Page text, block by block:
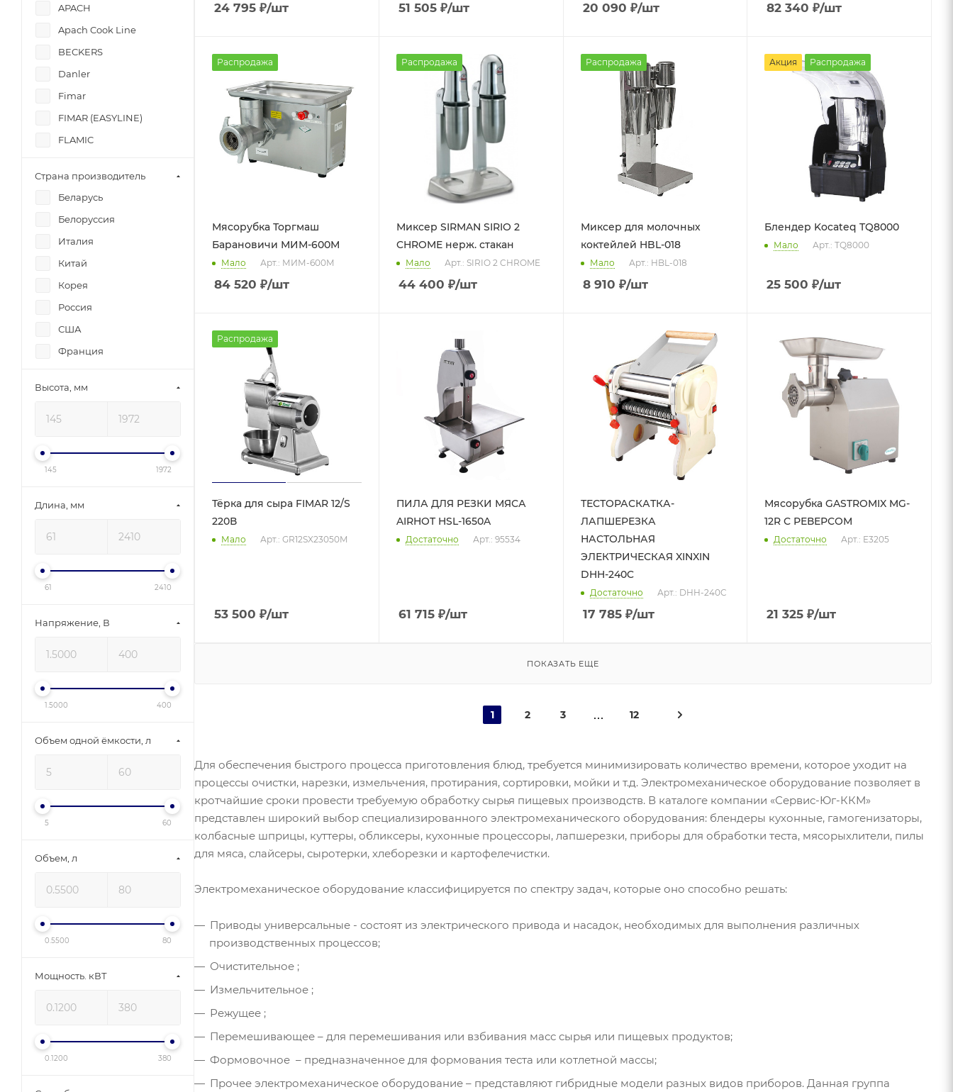
24 795 ₽/шт 51 505₽/шт 20 090 ₽/шт 82 340 ₽/шт
Распродажа
Мясорубка Торгмаш
Барановичи МИМ-600М
Мало Арт.: МИМ-600М
84 520 ₽/шт
Распродажа
Миксер SIRMAN SIRIO 2
CHROME нерж. стакан
Мало Арт.: SIRIO 2 CHROME
44 400 ₽/шт
Распродажа
Миксер для молочных
коктейлей HBL-018
Мало Арт.: HBL-018
8 910 ₽/шт
Акция Распродажа
Блендер Kocateq TQ8000
Мало Арт.: TQ8000
25 500 ₽/шт
Распродажа
Тёрка для сыра FIMAR 12/S
220В
Мало Арт.: GR12SX23050M
53 500 ₽/шт
ПИЛА ДЛЯ РЕЗКИ МЯСА
AIRHOT HSL-1650A
Достаточно Арт.: 95534
61 715₽/шт
ТЕСТОРАСКАТКА-
ЛАПШЕРЕЗКА
НАСТОЛЬНАЯ
ЭЛЕКТРИЧЕСКАЯ XINXIN
DHH-240C
Достаточно Арт.: DHH-240C
17 785₽/шт
Мясорубка GASTROMIX MG-
12R С РЕВЕРСОМ
Достаточно Арт.: E3205
21 325 ₽/шт
ПОКАЗАТЬ ЕЩЕ
1 2 3 12
Для обеспечения быстрого процесса приготовления блюд, требуется минимизировать количество времени, которое уходит на
процессы очистки, нарезки, измельчения, протирания, сортировки, мойки и т.д. Электромеханическое оборудование позволяет в
кротчайшие сроки провести требуемую обработку сырья пищевых производств. В каталоге компании «Сервис-Юг-ККМ»
представлен широкий выбор специализированного электромеханического оборудования: блендеры кухонные, гамогенизаторы,
колбасные шприцы, куттеры, обликсеры, кухонные процессоры, лапшерезки, приборы для обработки теста, мясорыхлители, пилы
для мяса, слайсеры, сыротерки, хлеборезки и картофелечистки.
Электромеханическое оборудование классифицируется по спектру задач, которые оно способно решать:
Приводы универсальные - состоят из электрического привода и насадок, необходимых для выполнения различных
производственных процессов;
Очистительное ;
Измельчительное ;
Режущее ;
Перемешивающее – для перемешивания или взбивания масс сырья или пищевых продуктов;
Формовочное – предназначенное для формования теста или котлетной массы;
Прочее электромеханическое оборудование – представляют гибридные модели разных видов приборов. Данная группа
ЛЕПСЕ
Пищевые технологии
ТоргМаш
ТоргМаш
ТоргТехМаш,
Барановичи
Чувашторгтехника
APACH
Apach Cook Line
BECKERS
Danler
Fimar
FIMAR (EASYLINE)
FLAMIC
Gastromix
Gastrorag
Gemlux
Hurakan
JAU
Kocateq
ROAL
ROBOT COUPE
VITAMIX
Гриль Мастер
ЛЕПСЕ
г.Барановичи
Барановичи
Страна производитель
Беларусь
Белоруссия
Италия
Китай
Корея
Россия
США
Франция
Высота, мм
145 1972
Длина, мм
61 2410
Напряжение, В
1.5000 400
Объем одной ёмкости, л
5 60
Объем, л
0.5500 80
Мощность. кВТ
0.1200 380